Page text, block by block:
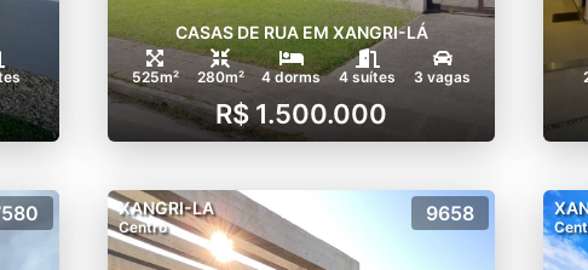
CASAS DE RUA EM XANGRI-LÁ
525m² 280m² 4 dorms 4 suítes 3 vagas
R$ 1.500.000
XANGRI-LA
Centro
9658